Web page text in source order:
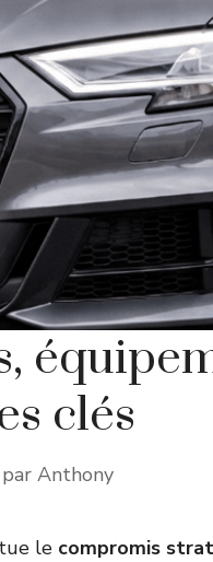
clés
par Anthony
le compromis